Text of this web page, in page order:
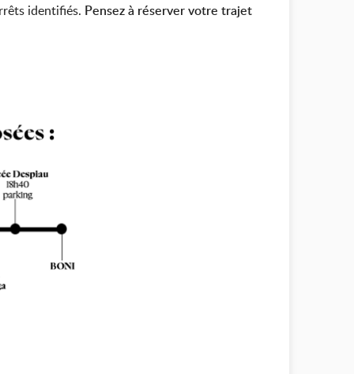
identifiés. Pensez à réserver votre trajet